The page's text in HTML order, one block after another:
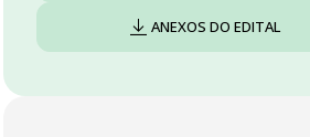
ANEXOS DO EDITAL